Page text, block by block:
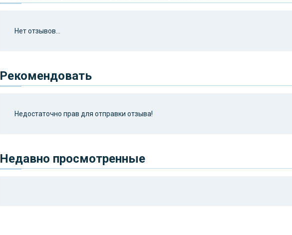
Нет отзывов...
Рекомендовать
Недостаточно прав для отправки отзыва!
Недавно просмотренные